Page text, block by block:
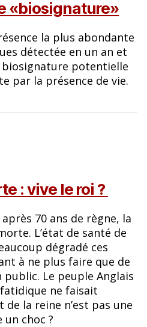
«biosignature»
la plus abondante
détectée en un an et
biosignature potentielle
par la présence de vie.
: vive le roi ?
70 ans de règne, la
L’état de santé de
dégradé ces
à ne plus faire que de
Le peuple Anglais
ne faisait
de la reine n’est pas une
choc ?